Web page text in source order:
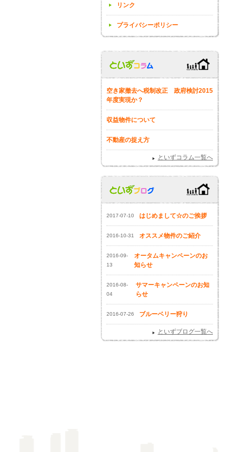
リンク
プライバシーポリシー
空き家撤去へ税制改正 政府検討2015
年度実現か？
収益物件について
不動産の捉え方
といずコラム一覧へ
2017-07-10 はじめまして☆のご挨拶
2016-10-31 オススメ物件のご紹介
2016-09-
13
オータムキャンペーンのお
知らせ
2016-08-
04
サマーキャンペーンのお知
らせ
2016-07-26 ブルーベリー狩り
といずブログ一覧へ